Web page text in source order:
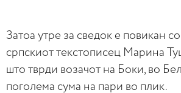
Затоа утре за сведок е повикан
српскиот текстописец Марина
што тврди возачот на Боки, во
поголема сума на пари во плик.